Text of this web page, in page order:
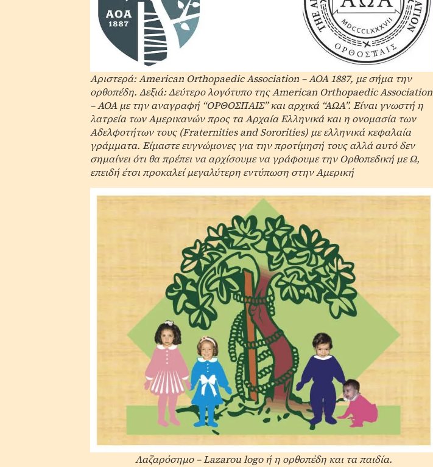
Αριστερά: American Orthopaedic Association – AOA 1887, με σήμα την
ορθοπέδη. Δεξιά: Δεύτερο λογότυπο της American Orthopaedic Association
– AOA με την αναγραφή “ΟΡΘΟΣΠΑΙΣ” και αρχικά “ΑΩΑ”. Είναι γνωστή η
λατρεία των Αμερικανών προς τα Αρχαία Ελληνικά και η ονομασία των
Αδελφοτήτων τους (Fraternities and Sororities) με ελληνικά κεφαλαία
γράμματα. Είμαστε ευγνώμονες για την προτίμησή τους αλλά αυτό δεν
σημαίνει ότι θα πρέπει να αρχίσουμε να γράφουμε την Ορθοπεδική με Ω,
επειδή έτσι προκαλεί μεγαλύτερη εντύπωση στην Αμερική
Λαζαρόσημο – Lazarou logo ή η ορθοπέδη και τα παιδία.